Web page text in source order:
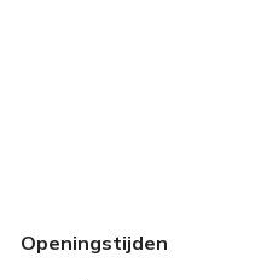
Openingstijden